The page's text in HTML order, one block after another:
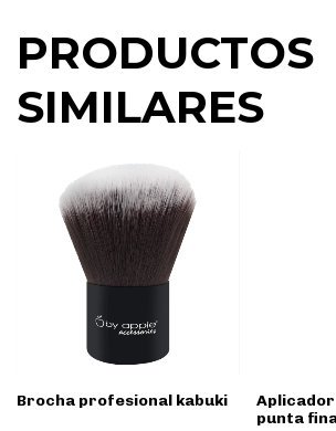
PRODUCTOS
SIMILARES
Brocha profesional kabuki
punta